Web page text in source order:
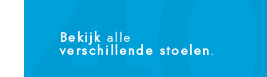
Bekijk alle
verschillende stoelen.